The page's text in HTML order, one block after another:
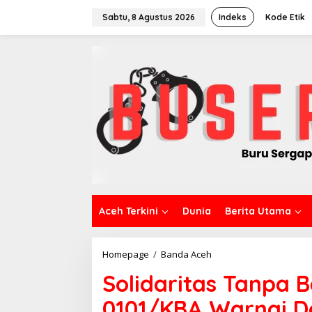
Sabtu, 8 Agustus 2026 Indeks Kode Etik
Aceh Terkini Dunia Berita Utama
Homepage / Banda Aceh
l
i
d
Solidaritas Tanpa